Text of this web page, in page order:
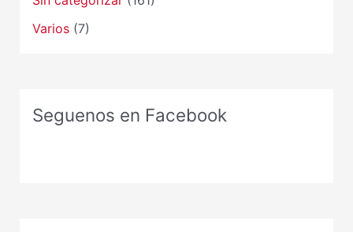
Varios(7)
Seguenos en Facebook